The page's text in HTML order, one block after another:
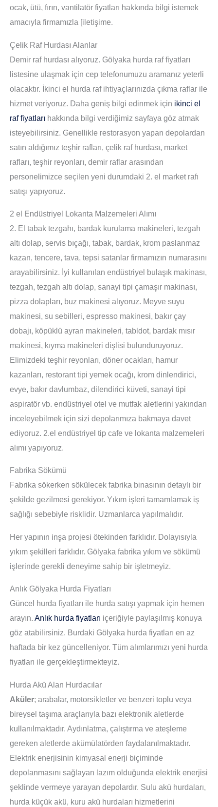
ocak, ütü, fırın, vantilatör fiyatları hakkında bilgi istemek
amacıyla firmamızla [iletişime.
Çelik Raf Hurdası Alanlar
Demir raf hurdası alıyoruz. Gölyaka hurda raf fiyatları
listesine ulaşmak için cep telefonumuzu aramanız yeterli
olacaktır. İkinci el hurda raf ihtiyaçlarınızda çıkma raflar ile
hizmet veriyoruz. Daha geniş bilgi edinmek için ikinci el
raf fiyatları hakkında bilgi verdiğimiz sayfaya göz atmak
isteyebilirsiniz. Genellikle restorasyon yapan depolardan
satın aldığımız teşhir rafları, çelik raf hurdası, market
rafları, teşhir reyonları, demir raflar arasından
personelimizce seçilen yeni durumdaki 2. el market rafı
satışı yapıyoruz.
2 el Endüstriyel Lokanta Malzemeleri Alımı
2. El tabak tezgahı, bardak kurulama makineleri, tezgah
altı dolap, servis bıçağı, tabak, bardak, krom paslanmaz
kazan, tencere, tava, tepsi satanlar firmamızın numarasını
arayabilirsiniz. İyi kullanılan endüstriyel bulaşık makinası,
tezgah, tezgah altı dolap, sanayi tipi çamaşır makinası,
pizza dolapları, buz makinesi alıyoruz. Meyve suyu
makinesi, su sebilleri, espresso makinesi, bakır çay
dobajı, köpüklü ayran makineleri, tabldot, bardak mısır
makinesi, kıyma makineleri dişlisi bulunduruyoruz.
Elimizdeki teşhir reyonları, döner ocakları, hamur
kazanları, restorant tipi yemek ocağı, krom dinlendirici,
evye, bakır davlumbaz, dilendirici küveti, sanayi tipi
aspiratör vb. endüstriyel otel ve mutfak aletlerini yakından
inceleyebilmek için sizi depolarımıza bakmaya davet
ediyoruz. 2.el endüstriyel tip cafe ve lokanta malzemeleri
alımı yapıyoruz.
Fabrika Sökümü
Fabrika sökerken sökülecek fabrika binasının detaylı bir
şekilde gezilmesi gerekiyor. Yıkım işleri tamamlamak iş
sağlığı sebebiyle risklidir. Uzmanlarca yapılmalıdır.
Her yapının inşa projesi ötekinden farklıdır. Dolayısıyla
yıkım şekilleri farklıdır. Gölyaka fabrika yıkım ve sökümü
işlerinde gerekli deneyime sahip bir işletmeyiz.
Anlık Gölyaka Hurda Fiyatları
Güncel hurda fiyatları ile hurda satışı yapmak için hemen
arayın. Anlık hurda fiyatları içeriğiyle paylaşılmış konuya
göz atabilirsiniz. Burdaki Gölyaka hurda fiyatları en az
haftada bir kez güncelleniyor. Tüm alımlarımızı yeni hurda
fiyatları ile gerçekleştirmekteyiz.
Hurda Akü Alan Hurdacılar
Aküler; arabalar, motorsikletler ve benzeri toplu veya
bireysel taşıma araçlarıyla bazı elektronik aletlerde
kullanılmaktadır. Aydınlatma, çalıştırma ve ateşleme
gereken aletlerde akümülatörden faydalanılmaktadır.
Elektrik enerjisinin kimyasal enerji biçiminde
depolanmasını sağlayan lazım olduğunda elektrik enerjisi
şeklinde vermeye yarayan depolardır. Sulu akü hurdaları,
hurda küçük akü, kuru akü hurdaları hizmetlerini